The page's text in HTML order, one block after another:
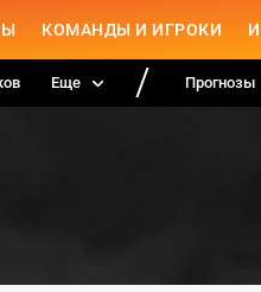
КОМАНДЫ И ИГРОКИ
Еще Прогнозы